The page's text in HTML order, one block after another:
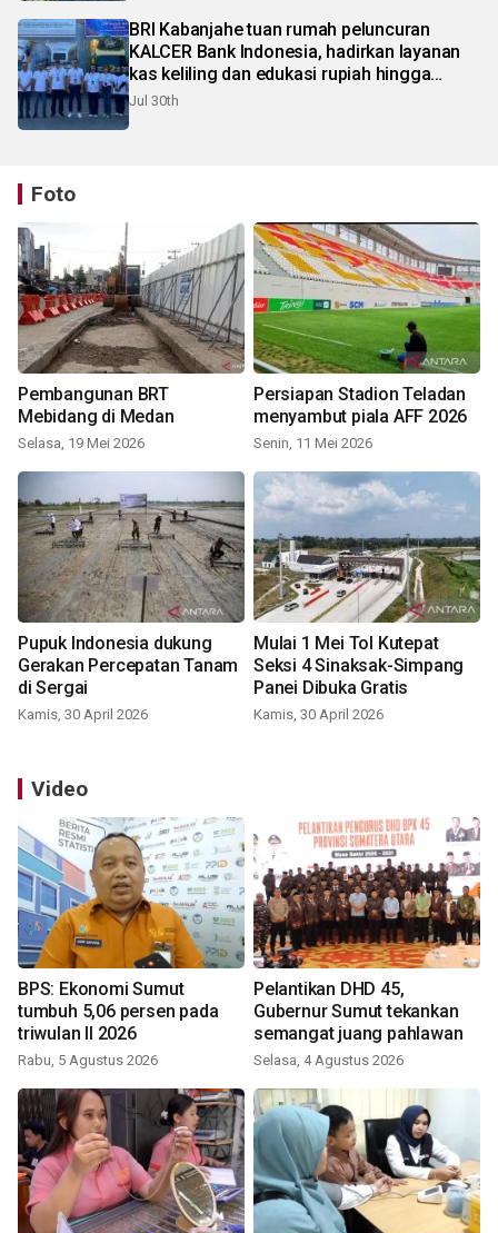
BRI Kabanjahe tuan rumah peluncuran
KALCER Bank Indonesia, hadirkan layanan
kas keliling dan edukasi rupiah hingga
pelosok Karo
Jul 30th
Foto
Pembangunan BRT
Mebidang di Medan
Selasa, 19 Mei 2026
Persiapan Stadion Teladan
menyambut piala AFF 2026
Senin, 11 Mei 2026
Pupuk Indonesia dukung
Gerakan Percepatan Tanam
di Sergai
Kamis, 30 April 2026
Mulai 1 Mei Tol Kutepat
Seksi 4 Sinaksak-Simpang
Panei Dibuka Gratis
Kamis, 30 April 2026
Video
BPS: Ekonomi Sumut
tumbuh 5,06 persen pada
triwulan II 2026
Rabu, 5 Agustus 2026
Pelantikan DHD 45,
Gubernur Sumut tekankan
semangat juang pahlawan
Selasa, 4 Agustus 2026